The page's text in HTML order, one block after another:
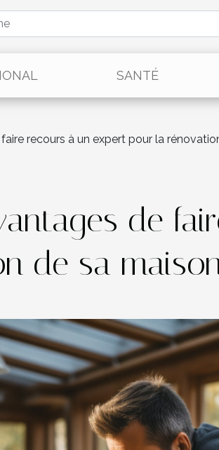
SANTÉ
recours à un expert pour la
de
de sa